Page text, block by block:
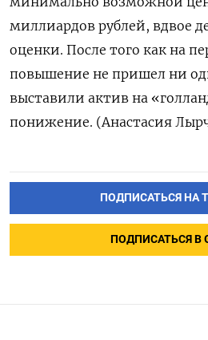
‌миллиардов рублей, вдвое
оценки. После того как на
повышение не пришел ни
выставили ‌актив на
понижение. (Анастасия
ПОДПИСАТЬСЯ НА
ПОДПИСАТЬСЯ В